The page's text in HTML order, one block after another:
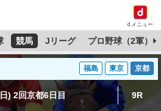
dメニュー
競馬 Jリーグ プロ野球（2軍）
福島 東京 京都
) 2回京都6日目 9R